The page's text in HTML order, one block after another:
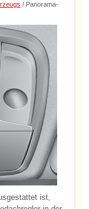
/ Panorama-
ist,